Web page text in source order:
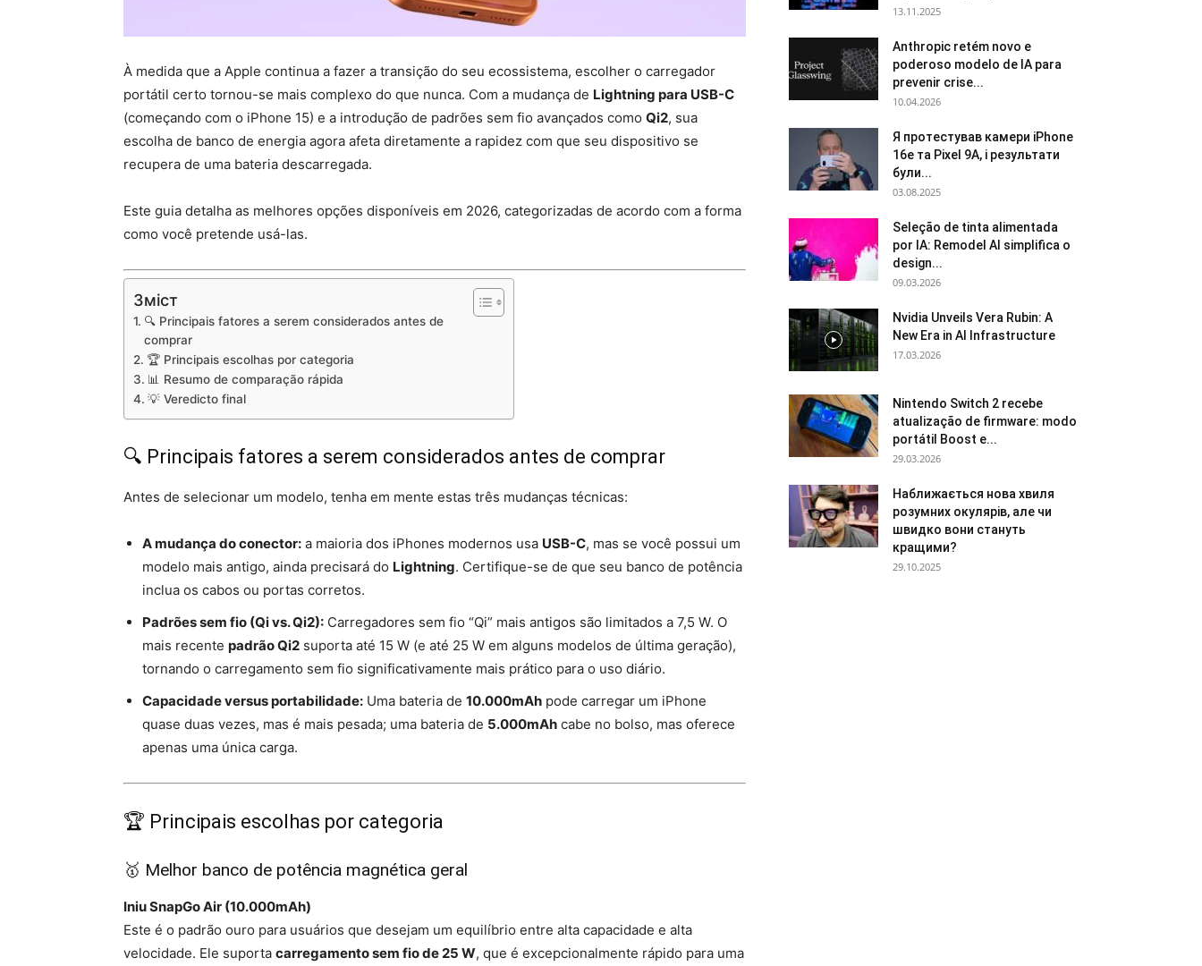
À medida que a Apple continua a fazer a transição do seu ecossistema, escolher o carregador
portátil certo tornou-se mais complexo do que nunca. Com a mudança de Lightning para USB-C
(começando com o iPhone 15) e a introdução de padrões sem fio avançados como Qi2, sua
escolha de banco de energia agora afeta diretamente a rapidez com que seu dispositivo se
recupera de uma bateria descarregada.
Este guia detalha as melhores opções disponíveis em 2026, categorizadas de acordo com a forma
como você pretende usá-las.
Зміст
🔍 Principais fatores a serem considerados antes de
comprar
🏆 Principais escolhas por categoria
📊 Resumo de comparação rápida
💡 Veredicto final
🔍 Principais fatores a serem considerados antes de comprar
Antes de selecionar um modelo, tenha em mente estas três mudanças técnicas:
A mudança do conector: a maioria dos iPhones modernos usa USB-C, mas se você possui um
modelo mais antigo, ainda precisará do Lightning. Certifique-se de que seu banco de potência
inclua os cabos ou portas corretos.
Padrões sem fio (Qi vs. Qi2): Carregadores sem fio “Qi” mais antigos são limitados a 7,5 W. O
mais recente padrão Qi2 suporta até 15 W (e até 25 W em alguns modelos de última geração),
tornando o carregamento sem fio significativamente mais prático para o uso diário.
Capacidade versus portabilidade: Uma bateria de 10.000mAh pode carregar um iPhone
quase duas vezes, mas é mais pesada; uma bateria de 5.000mAh cabe no bolso, mas oferece
apenas uma única carga.
🏆 Principais escolhas por categoria
🥇 Melhor banco de potência magnética geral
Iniu SnapGo Air (10.000mAh)
Este é o padrão ouro para usuários que desejam um equilíbrio entre alta capacidade e alta
velocidade. Ele suporta carregamento sem fio de 25 W, que é excepcionalmente rápido para uma
13.11.2025
Anthropic retém novo e
poderoso modelo de IA para
prevenir crise...
10.04.2026
Я протестував камери iPhone
16e та Pixel 9A, і результати
були...
03.08.2025
Seleção de tinta alimentada
por IA: Remodel AI simplifica o
design...
09.03.2026
Nvidia Unveils Vera Rubin: A
New Era in AI Infrastructure
17.03.2026
Nintendo Switch 2 recebe
atualização de firmware: modo
portátil Boost e...
29.03.2026
Наближається нова хвиля
розумних окулярів, але чи
швидко вони стануть
кращими?
29.10.2025